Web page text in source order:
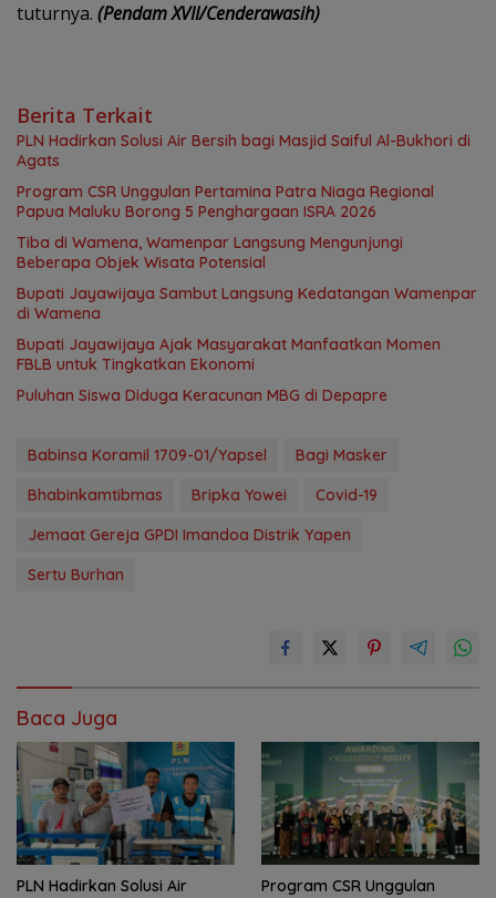
tuturnya. (Pendam XVII/Cenderawasih)
Berita Terkait
PLN Hadirkan Solusi Air Bersih bagi Masjid Saiful Al-Bukhori di
Agats
Program CSR Unggulan Pertamina Patra Niaga Regional
Papua Maluku Borong 5 Penghargaan ISRA 2026
Tiba di Wamena, Wamenpar Langsung Mengunjungi
Beberapa Objek Wisata Potensial
Bupati Jayawijaya Sambut Langsung Kedatangan Wamenpar
di Wamena
Bupati Jayawijaya Ajak Masyarakat Manfaatkan Momen
FBLB untuk Tingkatkan Ekonomi
Puluhan Siswa Diduga Keracunan MBG di Depapre
Babinsa Koramil 1709-01/Yapsel
Bagi Masker
Bhabinkamtibmas
Bripka Yowei
Covid-19
Jemaat Gereja GPDI Imandoa Distrik Yapen
Sertu Burhan
Baca Juga
PLN Hadirkan Solusi Air
Program CSR Unggulan